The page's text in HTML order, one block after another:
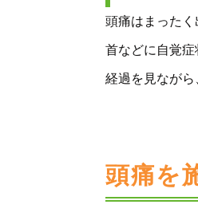
頭痛はまったく
首などに自覚症
経過を見ながら
頭痛を